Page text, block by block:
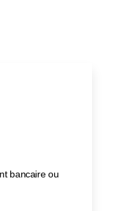
bancaire ou